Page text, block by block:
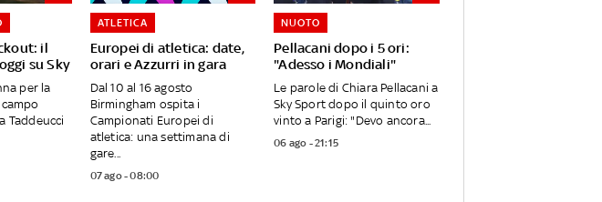
il
su Sky
per la
Taddeucci
Europei di atletica: date,
orari e Azzurri in gara
ATLETICA
Dal 10 al 16 agosto
Birmingham ospita i
Campionati Europei di
atletica: una settimana di
gare...
07 ago - 08:00
Pellacani dopo i 5 ori:
"Adesso i Mondiali"
NUOTO
Le parole di Chiara Pellacani a
Sky Sport dopo il quinto oro
vinto a Parigi: "Devo ancora...
06 ago - 21:15